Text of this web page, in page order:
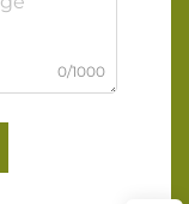
0/1000